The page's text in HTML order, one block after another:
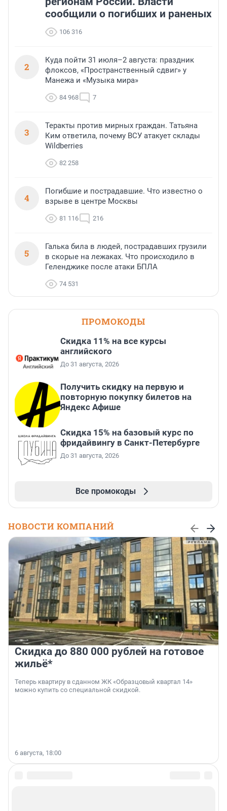
сообщили о погибших и раненых
106 316
2
Куда пойти 31 июля–2 августа: праздник
флоксов, «Пространственный сдвиг» у
Манежа и «Музыка мира»
84 968 7
3
Теракты против мирных граждан. Татьяна
Ким ответила, почему ВСУ атакует склады
Wildberries
82 258
4
Погибшие и пострадавшие. Что известно о
взрыве в центре Москвы
81 116 216
5
Галька била в людей, пострадавших грузили
в скорые на лежаках. Что происходило в
Геленджике после атаки БПЛА
74 531
ПРОМОКОДЫ
Скидка 11% на все курсы
английского
До 31 августа, 2026
Получить скидку на первую и
повторную покупку билетов на
Яндекс Афише
Скидка 15% на базовый курс по
фридайвингу в Санкт-Петербурге
До 31 августа, 2026
Все промокоды
НОВОСТИ КОМПАНИЙ
Скидка до 880 000 рублей на готовое
жильё*
Теперь квартиру в сданном ЖК «Образцовый квартал 14»
можно купить со специальной скидкой.
6 августа, 18:00